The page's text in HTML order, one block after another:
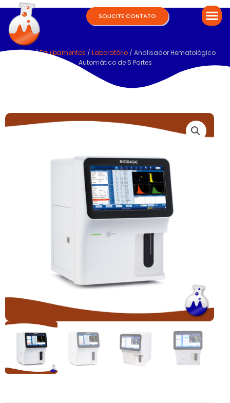
SOLICITE CONTATO
Home/Equipamentos / Laboratório/ Analisador Hematológico
Automático de 5 Partes